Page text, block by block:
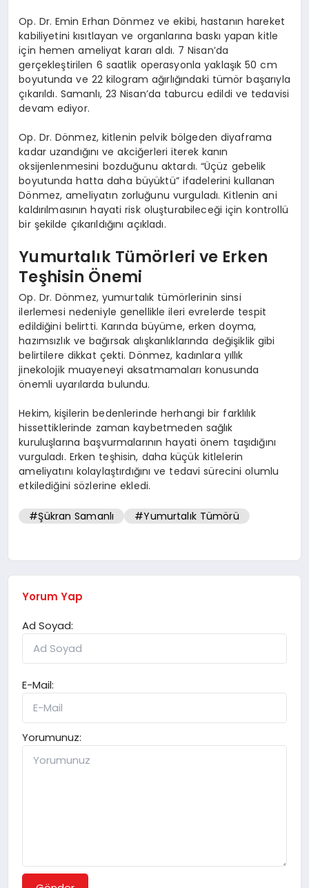
Op. Dr. Emin Erhan Dönmez ve ekibi, hastanın hareket
kabiliyetini kısıtlayan ve organlarına baskı yapan kitle
için hemen ameliyat kararı aldı. 7 Nisan’da
gerçekleştirilen 6 saatlik operasyonla yaklaşık 50 cm
boyutunda ve 22 kilogram ağırlığındaki tümör başarıyla
çıkarıldı. Samanlı, 23 Nisan’da taburcu edildi ve tedavisi
devam ediyor.
Op. Dr. Dönmez, kitlenin pelvik bölgeden diyaframa
kadar uzandığını ve akciğerleri iterek kanın
oksijenlenmesini bozduğunu aktardı. “Üçüz gebelik
boyutunda hatta daha büyüktü” ifadelerini kullanan
Dönmez, ameliyatın zorluğunu vurguladı. Kitlenin ani
kaldırılmasının hayati risk oluşturabileceği için kontrollü
bir şekilde çıkarıldığını açıkladı.
Yumurtalık Tümörleri ve Erken
Teşhisin Önemi
Op. Dr. Dönmez, yumurtalık tümörlerinin sinsi
ilerlemesi nedeniyle genellikle ileri evrelerde tespit
edildiğini belirtti. Karında büyüme, erken doyma,
hazımsızlık ve bağırsak alışkanlıklarında değişiklik gibi
belirtilere dikkat çekti. Dönmez, kadınlara yıllık
jinekolojik muayeneyi aksatmamaları konusunda
önemli uyarılarda bulundu.
Hekim, kişilerin bedenlerinde herhangi bir farklılık
hissettiklerinde zaman kaybetmeden sağlık
kuruluşlarına başvurmalarının hayati önem taşıdığını
vurguladı. Erken teşhisin, daha küçük kitlelerin
ameliyatını kolaylaştırdığını ve tedavi sürecini olumlu
etkilediğini sözlerine ekledi.
#Şükran Samanlı #Yumurtalık Tümörü
Yorum Yap
Ad Soyad:
E-Mail:
Yorumunuz: